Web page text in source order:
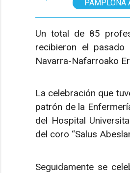
PAMPLONA
Un total de 85
recibieron el
Navarra-Nafarroako
La celebración que
patrón de la
del Hospital
del coro “Salus
Seguidamente se